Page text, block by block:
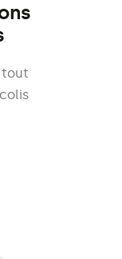
tout